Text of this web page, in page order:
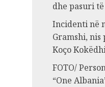
dhe pasuri
Incidenti në
Gramshi,
Koço
FOTO/
“One